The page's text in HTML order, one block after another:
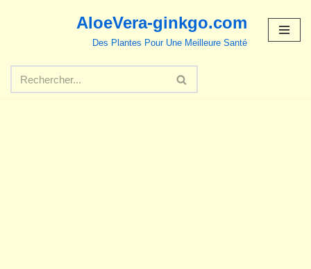
contenu
AloeVera-ginkgo.com
Des Plantes Pour Une Meilleure Santé